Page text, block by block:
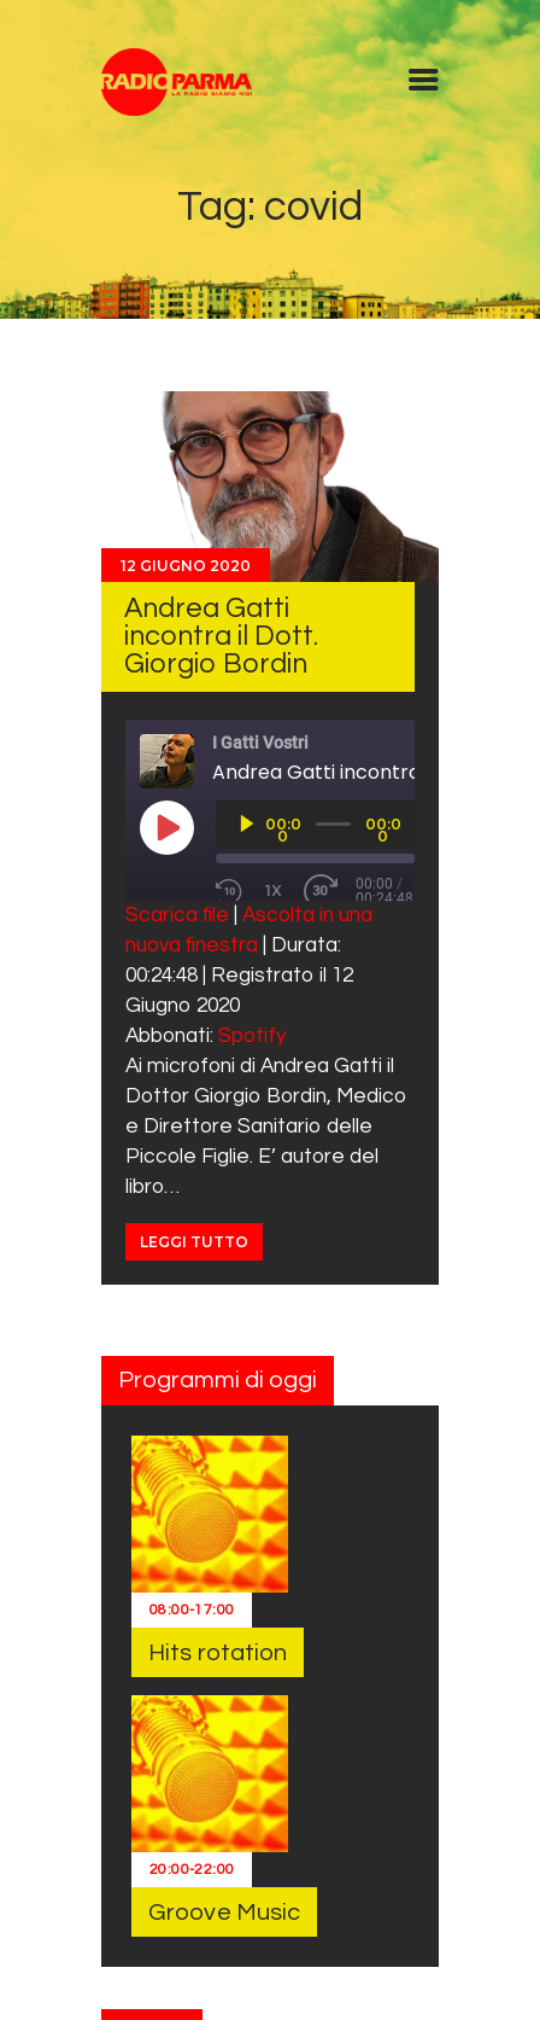
Tag: covid
Programmi
Podcast
Contatti
12 GIUGNO 2020
Andrea Gatti
incontra il Dott.
Giorgio Bordin
I Gatti Vostri
Andrea Gatti incontra il Dott.
PLAY EPISODE
Player00:0
0
00:0
0
REWIND 10 SECONDS
1X
FAST FORWARD 30
00:00 /
00:24:48
SUBSCRIBE SHARE
Spotify
RSS FEED
SHARE
LINK
EMBED
Scarica file
Ascolta in una
nuova finestra
Durata:
00:24:48
Registrato il 12
Giugno 2020
Abbonati: Spotify
Ai microfoni di Andrea Gatti il
Dottor Giorgio Bordin, Medico
e Direttore Sanitario delle
Piccole Figlie. E’ autore del
libro…
LEGGI TUTTO
Programmi di oggi
08:00-17:00
Hits rotation
20:00-22:00
Groove Music